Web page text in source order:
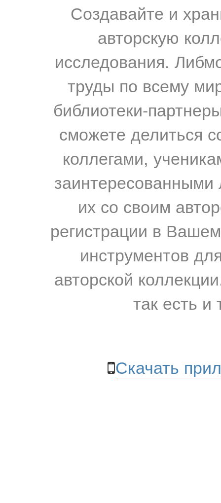
Создавайте и
авторскую
исследования.
труды по всему
библиотеки-
сможете делиться
коллегами,
их со своим
регистрации в
инструментов
авторской
так есть и
Скачать